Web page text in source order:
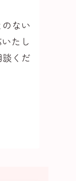
ない
たし
くだ